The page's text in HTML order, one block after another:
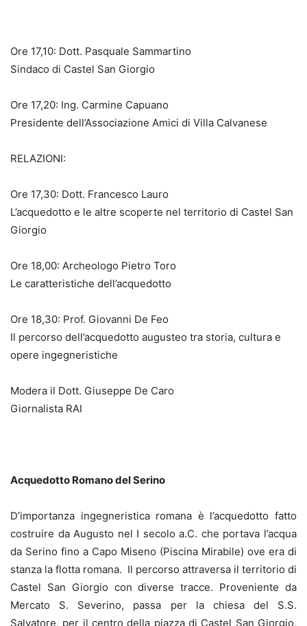
Ore 17,10: Dott. Pasquale Sammartino
Sindaco di Castel San Giorgio
Ore 17,20: Ing. Carmine Capuano
Presidente dell’Associazione Amici di Villa Calvanese
RELAZIONI:
Ore 17,30: Dott. Francesco Lauro
L’acquedotto e le altre scoperte nel territorio di Castel San
Giorgio
Ore 18,00: Archeologo Pietro Toro
Le caratteristiche dell’acquedotto
Ore 18,30: Prof. Giovanni De Feo
Il percorso dell’acquedotto augusteo tra storia, cultura e
opere ingegneristiche
Modera il Dott. Giuseppe De Caro
Giornalista RAI
Acquedotto Romano del Serino
D’importanza ingegneristica romana è l’acquedotto fatto
costruire da Augusto nel I secolo a.C. che portava l’acqua
da Serino fino a Capo Miseno (Piscina Mirabile) ove era di
stanza la flotta romana. Il percorso attraversa il territorio di
Castel San Giorgio con diverse tracce. Proveniente da
Mercato S. Severino, passa per la chiesa del S.S.
Salvatore, per il centro della piazza di Castel San Giorgio,